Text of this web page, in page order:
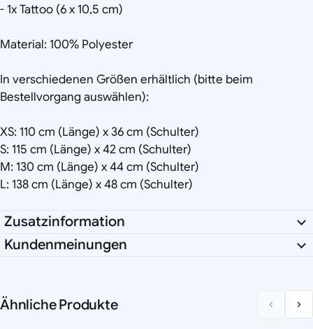
- 1x Tattoo (6 x 10,5 cm)
Material: 100% Polyester
In verschiedenen Größen erhältlich (bitte beim
Bestellvorgang auswählen):
XS: 110 cm (Länge) x 36 cm (Schulter)
S: 115 cm (Länge) x 42 cm (Schulter)
M: 130 cm (Länge) x 44 cm (Schulter)
L: 138 cm (Länge) x 48 cm (Schulter)
Zusatzinformation
Kundenmeinungen
Ähnliche Produkte